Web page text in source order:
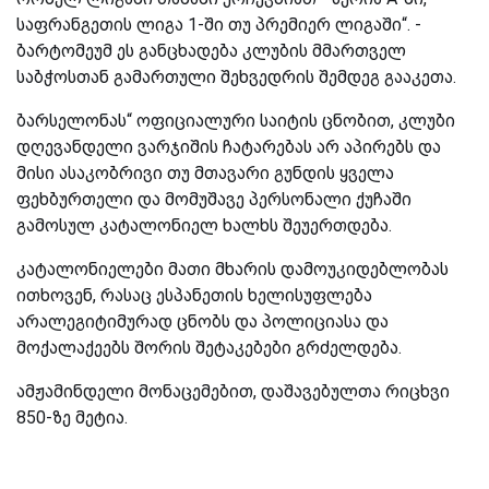
საფრანგეთის ლიგა 1-ში თუ პრემიერ ლიგაში“. -
ბარტომეუმ ეს განცხადება კლუბის მმართველ
საბჭოსთან გამართული შეხვედრის შემდეგ გააკეთა.
ბარსელონას“ ოფიციალური საიტის ცნობით, კლუბი
დღევანდელი ვარჯიშის ჩატარებას არ აპირებს და
მისი ასაკობრივი თუ მთავარი გუნდის ყველა
ფეხბურთელი და მომუშავე პერსონალი ქუჩაში
გამოსულ კატალონიელ ხალხს შეუერთდება.
კატალონიელები მათი მხარის დამოუკიდებლობას
ითხოვენ, რასაც ესპანეთის ხელისუფლება
არალეგიტიმურად ცნობს და პოლიციასა და
მოქალაქეებს შორის შეტაკებები გრძელდება.
ამჟამინდელი მონაცემებით, დაშავებულთა რიცხვი
850-ზე მეტია.